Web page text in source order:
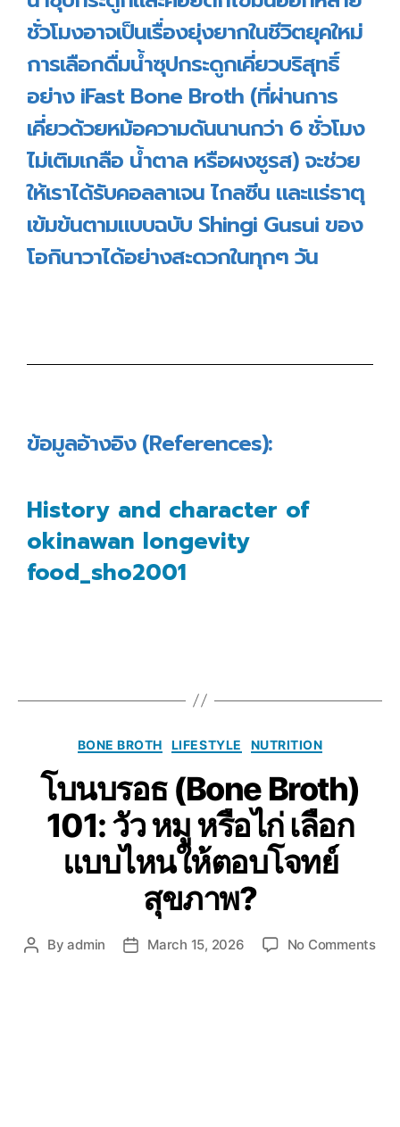
ชั่วโมงอาจเป็นเรื่องยุ่งยากในชีวิตยุคใหม่
การเลือกดื่มน้ำซุปกระดูกเคี่ยวบริสุทธิ์
อย่าง iFast Bone Broth (ที่ผ่านการ
เคี่ยวด้วยหม้อความดันนานกว่า 6 ชั่วโมง
ไม่เติมเกลือ น้ำตาล หรือผงชูรส) จะช่วย
ให้เราได้รับคอลลาเจน ไกลซีน และแร่ธาตุ
เข้มข้นตามแบบฉบับ Shingi Gusui ของ
โอกินาวาได้อย่างสะดวกในทุกๆ วัน
ข้อมูลอ้างอิง (References):
History and character of
okinawan longevity
food_sho2001
BONE BROTH LIFESTYLE NUTRITION
โบนบรอธ (Bone Broth)
101: วัว หมู หรือไก่ เลือก
แบบไหนให้ตอบโจทย์
สุขภาพ?
Byadmin March 15, 2026 No Comments